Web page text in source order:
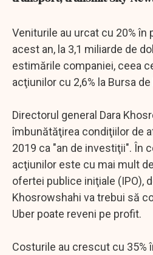
Veniturile au urcat cu 20% în
acest an, la 3,1 miliarde de
estimările companiei, ceea
acţiunilor cu 2,6% la Bursa
Directorul general Dara
îmbunătăţirea condiţiilor de
2019 ca "an de investiţii". În
acţiunilor este cu mai mult
ofertei publice iniţiale (IPO),
Khosrowshahi va trebui să
Uber poate reveni pe profit.
Costurile au crescut cu 35%